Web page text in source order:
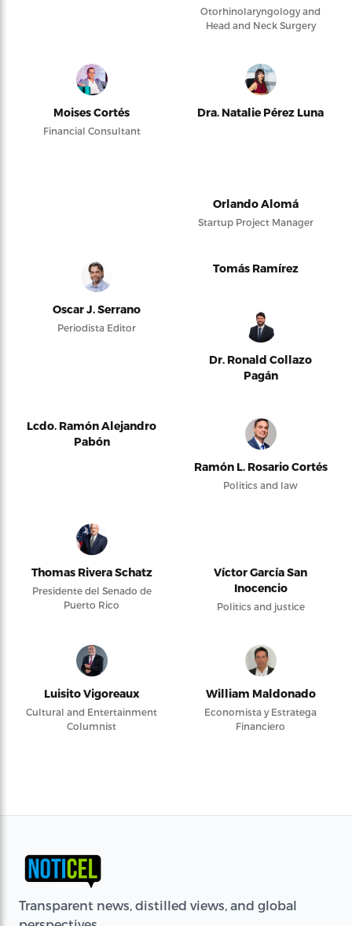
Otorhinolaryngology and
Head and Neck Surgery
Moises Cortés
Financial Consultant
Dra. Natalie Pérez Luna
Orlando Alomá
Startup Project Manager
Oscar J. Serrano
Periodista Editor
Tomás Ramírez
Dr. Ronald Collazo
Pagán
Lcdo. Ramón Alejandro
Pabón
Ramón L. Rosario Cortés
Politics and law
Thomas Rivera Schatz
Presidente del Senado de
Puerto Rico
Víctor García San
Inocencio
Politics and justice
Luisito Vigoreaux
Cultural and Entertainment
Columnist
William Maldonado
Economista y Estratega
Financiero
Transparent news, distilled views, and global